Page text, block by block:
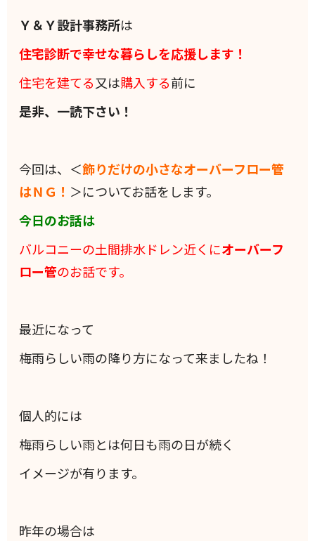
Ｙ＆Ｙ設計事務所は
住宅診断で幸せな暮らしを応援します！
住宅を建てる又は購入する前に
是非、一読下さい！
今回は、＜飾りだけの小さなオーバーフロー管
はＮＧ！ ＞についてお話をします。
今日のお話は
バルコニーの土間排水ドレン近くにオーバーフ
ロー管のお話です。
最近になって
梅雨らしい雨の降り方になって来ましたね！
個人的には
梅雨らしい雨とは何日も雨の日が続く
イメージが有ります。
昨年の場合は